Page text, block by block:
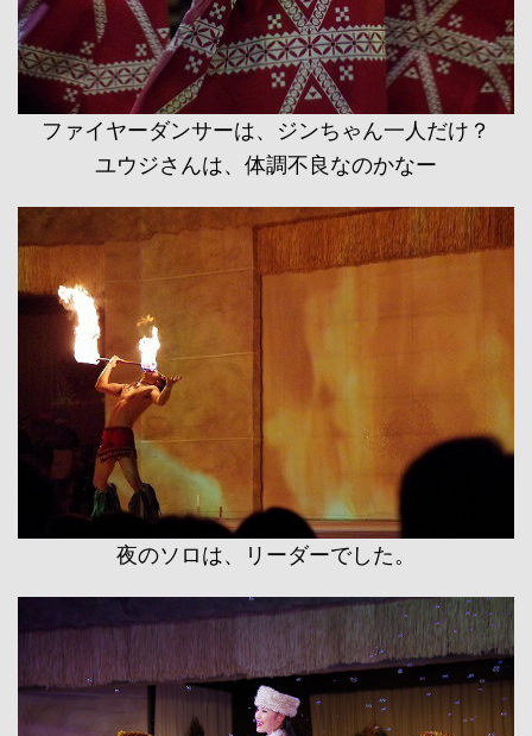
ファイヤーダンサーは、ジンちゃん一人だけ？
ユウジさんは、体調不良なのかなー
夜のソロは、リーダーでした。